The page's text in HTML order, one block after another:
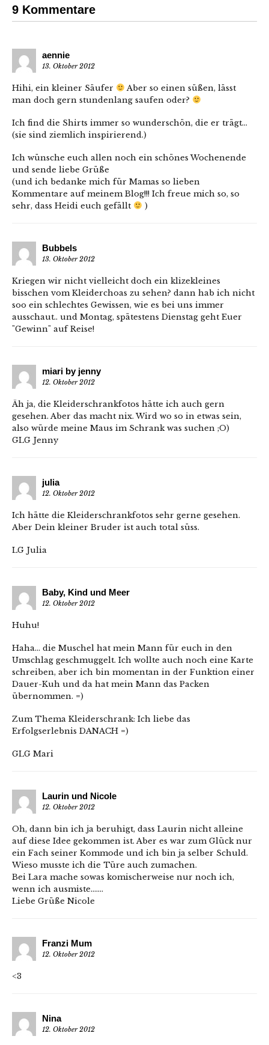
9 Kommentare
aennie
13. Oktober 2012
Hihi, ein kleiner Säufer
Aber so einen süßen, lässt
man doch gern stundenlang saufen oder?
Ich find die Shirts immer so wunderschön, die er trägt…
(sie sind ziemlich inspirierend.)
Ich wünsche euch allen noch ein schönes Wochenende
und sende liebe Grüße
(und ich bedanke mich für Mamas so lieben
Kommentare auf meinem Blog!!! Ich freue mich so, so
sehr, dass Heidi euch gefällt
)
Bubbels
13. Oktober 2012
Kriegen wir nicht vielleicht doch ein klizekleines
bisschen vom Kleiderchoas zu sehen? dann hab ich nicht
soo ein schlechtes Gewissen, wie es bei uns immer
ausschaut.. und Montag, spätestens Dienstag geht Euer
"Gewinn" auf Reise!
miari by jenny
12. Oktober 2012
Äh ja, die Kleiderschrankfotos hätte ich auch gern
gesehen. Aber das macht nix. Wird wo so in etwas sein,
also würde meine Maus im Schrank was suchen ;O)
GLG Jenny
julia
12. Oktober 2012
Ich hätte die Kleiderschrankfotos sehr gerne gesehen.
Aber Dein kleiner Bruder ist auch total süss.
LG Julia
Baby, Kind und Meer
12. Oktober 2012
Huhu!
Haha… die Muschel hat mein Mann für euch in den
Umschlag geschmuggelt. Ich wollte auch noch eine Karte
schreiben, aber ich bin momentan in der Funktion einer
Dauer-Kuh und da hat mein Mann das Packen
übernommen. =)
Zum Thema Kleiderschrank: Ich liebe das
Erfolgserlebnis DANACH =)
GLG Mari
Laurin und Nicole
12. Oktober 2012
Oh, dann bin ich ja beruhigt, dass Laurin nicht alleine
auf diese Idee gekommen ist. Aber es war zum Glück nur
ein Fach seiner Kommode und ich bin ja selber Schuld.
Wieso musste ich die Türe auch zumachen.
Bei Lara mache sowas komischerweise nur noch ich,
wenn ich ausmiste…….
Liebe Grüße Nicole
Franzi Mum
12. Oktober 2012
<3
Nina
12. Oktober 2012